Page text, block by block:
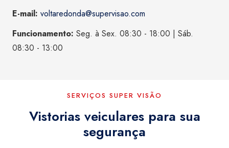
E-mail: voltaredonda@supervisao.com
Funcionamento: Seg. à Sex. 08:30 - 18:00 | Sáb.
08:30 - 13:00
SERVIÇOS SUPER VISÃO
Vistorias veiculares para sua
segurança